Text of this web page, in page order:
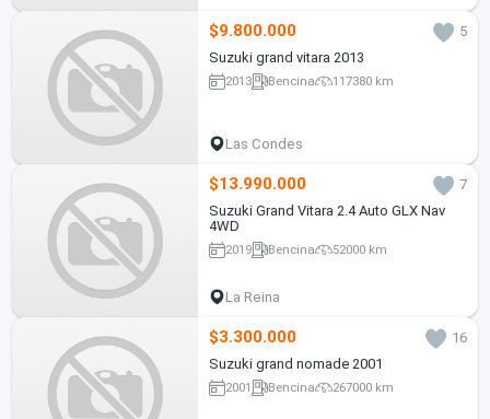
$9.800.000
5
Suzuki grand vitara 2013
2013 Bencina 117380 km
Las Condes
$13.990.000
7
Suzuki Grand Vitara 2.4 Auto GLX Nav
4WD
2019 Bencina 52000 km
La Reina
$3.300.000
16
Suzuki grand nomade 2001
2001 Bencina 267000 km